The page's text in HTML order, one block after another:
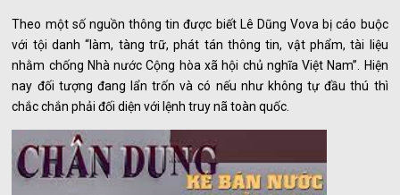
Theo một số nguồn thông tin được biết Lê Dũng Vova bị cáo buộc
với tội danh “làm, tàng trữ, phát tán thông tin, vật phẩm, tài liệu
nhằm chống Nhà nước Cộng hòa xã hội chủ nghĩa Việt Nam”. Hiện
nay đối tượng đang lẩn trốn và có nếu như không tự đầu thú thì
chắc chắn phải đối diện với lệnh truy nã toàn quốc.